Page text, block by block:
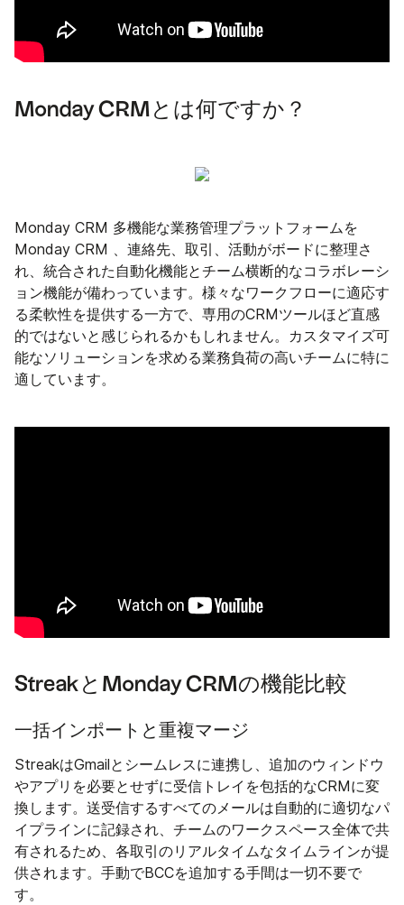
Monday CRMとは何ですか？
Monday CRM 多機能な業務管理プラットフォームを
Monday CRM 、連絡先、取引、活動がボードに整理さ
れ、統合された自動化機能とチーム横断的なコラボレーシ
ョン機能が備わっています。様々なワークフローに適応す
る柔軟性を提供する一方で、専用のCRMツールほど直感
的ではないと感じられるかもしれません。カスタマイズ可
能なソリューションを求める業務負荷の高いチームに特に
適しています。
StreakとMonday CRMの機能比較
一括インポートと重複マージ
StreakはGmailとシームレスに連携し、追加のウィンドウ
やアプリを必要とせずに受信トレイを包括的なCRMに変
換します。送受信するすべてのメールは自動的に適切なパ
イプラインに記録され、チームのワークスペース全体で共
有されるため、各取引のリアルタイムなタイムラインが提
供されます。手動でBCCを追加する手間は一切不要で
す。